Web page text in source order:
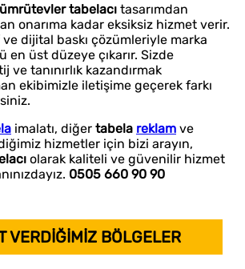
tabelacı tasarımdan
onarıma kadar eksiksiz hizmet verir.
dijital baskı çözümleriyle marka
üst düzeye çıkarır. Sizde
ve tanınırlık kazandırmak
ekibimizle iletişime geçerek farkı
imalatı, diğer tabela reklam ve
hizmetler için bizi arayın,
olarak kaliteli ve güvenilir hizmet
0505 660 90 90
VERDİĞİMİZ BÖLGELER